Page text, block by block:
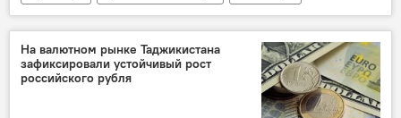
Таджикистан
парламент Таджикистана
На валютном рынке Таджикистана
зафиксировали устойчивый рост
российского рубля